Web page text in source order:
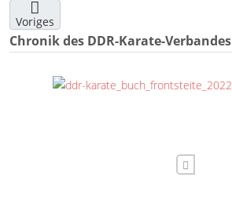
Voriges
Chronik des DDR-Karate-Verbandes